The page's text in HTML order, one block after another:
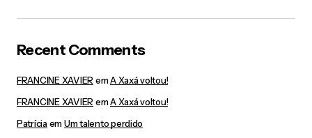
Post Comment
Recent Comments
FRANCINE XAVIER emA Xaxá voltou!
FRANCINE XAVIER emA Xaxá voltou!
PatríciaemUm talento perdido